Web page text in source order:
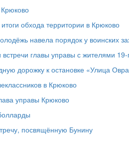
обхода территории в Крюково
навела порядок у воинских
главы управы с жителями
дорожку к остановке «Улица
в Крюково
управы Крюково
посвящённую Бунину